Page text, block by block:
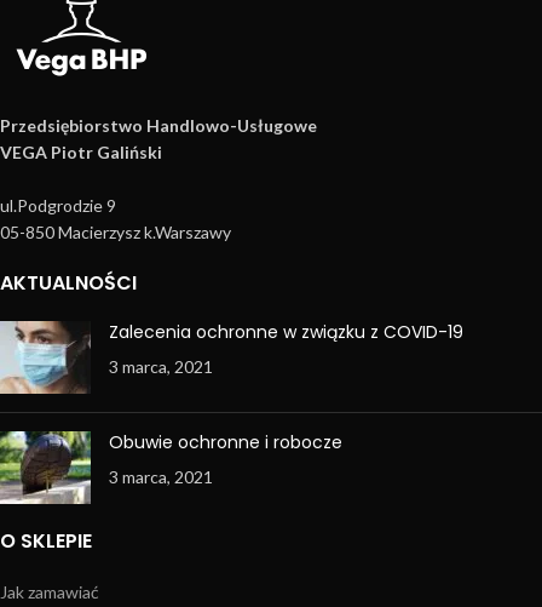
Przedsiębiorstwo Handlowo­-Usługowe
VEGA Piotr Galiński
ul.Podgrodzie 9
05-850 Macierzysz k.Warszawy
AKTUALNOŚCI
Zalecenia ochronne w związku z COVID-19
3 marca, 2021
Obuwie ochronne i robocze
3 marca, 2021
O SKLEPIE
Jak zamawiać